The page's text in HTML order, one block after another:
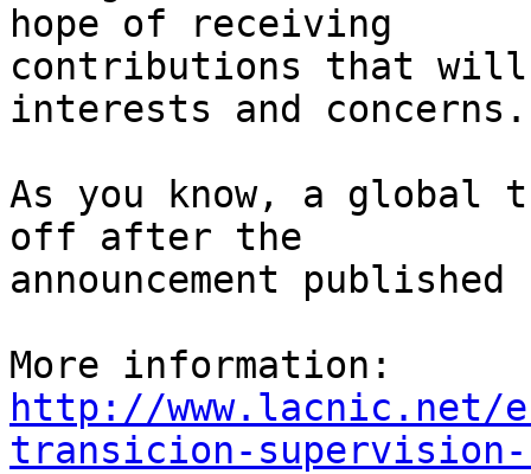
hope of receiving
contributions that
interests and concerns.
As you know, a global
off after the
announcement
http://www.lacnic.net/
transicion-supervision-